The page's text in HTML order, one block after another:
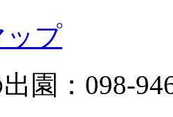
ップ
園： 098-